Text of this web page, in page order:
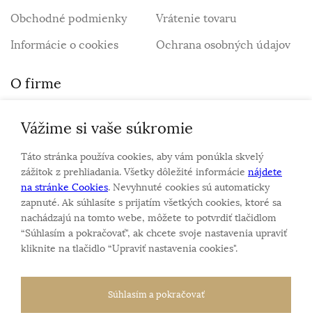
Obchodné podmienky
Vrátenie tovaru
Informácie o cookies
Ochrana osobných údajov
O firme
Personalizovaný šperk
O nás
Kontakt
Sme rodinná firma a zameriavame sa na predaj hodiniek
a šperkov od roku 1994.
Pozrite sa na naše ďaľšie web stránky.
Vážime si vaše súkromie
Táto stránka používa cookies, aby vám ponúkla skvelý
zážitok z prehliadania. Všetky dôležité informácie nájdete
na stránke Cookies. Nevyhnuté cookies sú automaticky
zapnuté. Ak súhlasíte s prijatím všetkých cookies, ktoré sa
nachádzajú na tomto webe, môžete to potvrdiť tlačidlom
“Súhlasím a pokračovať", ak chcete svoje nastavenia upraviť
kliknite na tlačidlo “Upraviť nastavenia cookies".
Súhlasím a pokračovať